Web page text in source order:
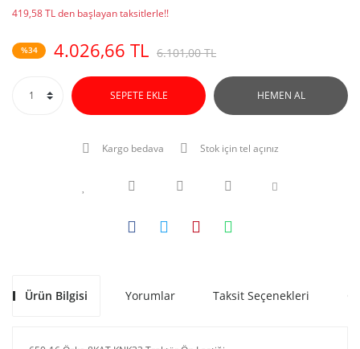
419,58 TL den başlayan taksitlerle!!
%34 4.026,66 TL 6.101,00 TL
SEPETE EKLE HEMEN AL
Kargo bedava Stok için tel açınız
Ürün Bilgisi Yorumlar Taksit Seçenekleri